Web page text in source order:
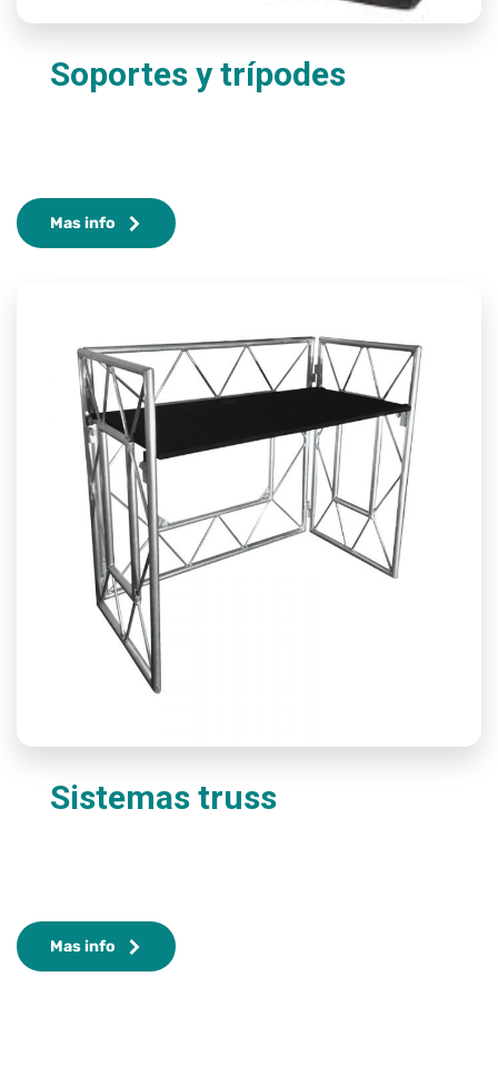
Soportes y trípodes
Mas info
Sistemas truss
Mas info